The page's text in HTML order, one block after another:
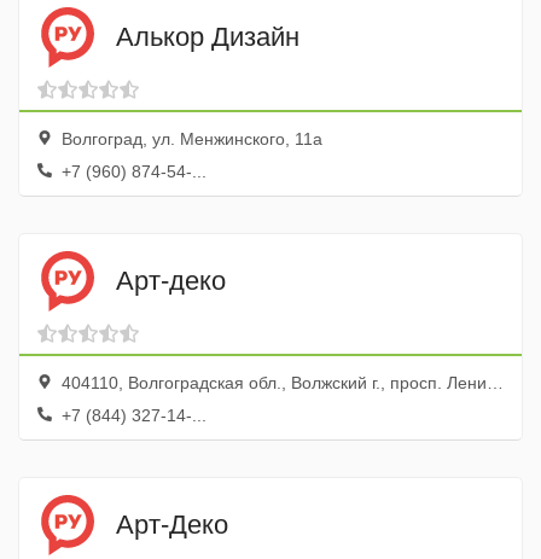
Алькор Дизайн
Волгоград, ул. Менжинского, 11а
+7 (960) 874-54-...
Арт-деко
404110, Волгоградская обл., Волжский г., просп. Ленина, 78, оф. 1, 2
+7 (844) 327-14-...
Арт-Деко